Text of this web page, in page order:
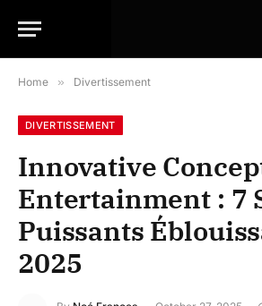
Home » Divertissement
DIVERTISSEMENT
Innovative
Entertainment : 7
Puissants
2025